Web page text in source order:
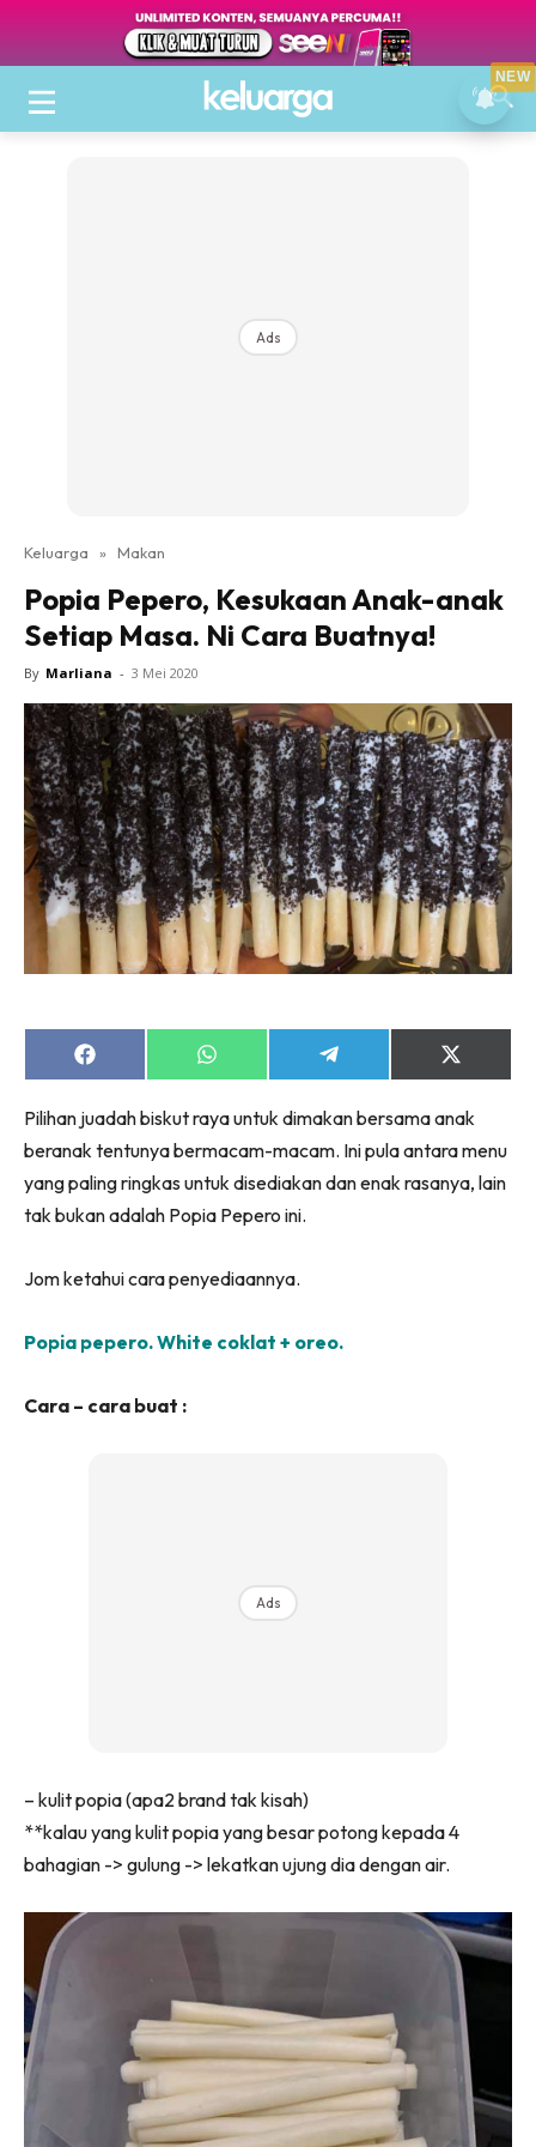
Ads
Keluarga » Makan
Popia Pepero, Kesukaan Anak-anak
Setiap Masa. Ni Cara Buatnya!
By Marliana - 3 Mei 2020
Share
on
Share
on
Share
on
Share
on
(Twitter)
Pilihan juadah biskut raya untuk dimakan bersama anak
beranak tentunya bermacam-macam. Ini pula antara menu
yang paling ringkas untuk disediakan dan enak rasanya, lain
tak bukan adalah Popia Pepero ini.
Jom ketahui cara penyediaannya.
Popia pepero. White coklat + oreo.
Cara – cara buat :
Ads
– kulit popia (apa2 brand tak kisah)
**kalau yang kulit popia yang besar potong kepada 4
bahagian -> gulung -> lekatkan ujung dia dengan air.
NEW